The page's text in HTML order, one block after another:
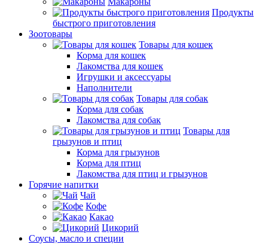
Продукты
быстрого приготовления
Зоотовары
Товары для кошек
Корма для кошек
Лакомства для кошек
Игрушки и аксессуары
Наполнители
Товары для собак
Корма для собак
Лакомства для собак
Товары для
грызунов и птиц
Корма для грызунов
Корма для птиц
Лакомства для птиц и грызунов
Горячие напитки
Чай
Кофе
Какао
Цикорий
Соусы, масло и специи